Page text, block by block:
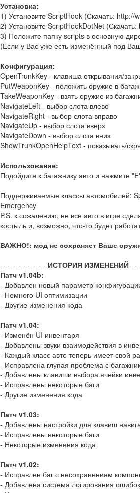
Установка:
1) Установите ScriptHook (Скачать: http://
2) Установите ScriptHookDotNet
3) Положите папку scripts в основную
(Если у Вас уже есть изменённый под
Конфигурация:
OpenTrunkKey - клавиша открывания/
PutWeaponKey - положить оружие в
TakeWeaponKey - взять оружие из
NavigateLeft - выбор слота влево
NavigateRight - выбор слота вправо
NavigateUp - выбор слота вверх
NavigateDown - выбор слота вниз
ShowTrunkOpenHelpText - показывать/
Использование:
Подойдите к багажнику авто и нажмите
Поддерживаемые классы автомобилей:
Emergency
P.S. к сожалению, не все авто в игре
костыль и, возможно, что-то будет
ВАЖНО!: мод не сохраняет Ваше
-------------------ИСТОРИЯ ИЗМЕНЕНИЙ
Патч v1.04b:
- Добавлен новый параметр
- Немного UI оптимизации
- Другие изменения кода
Патч v1.04:
- Изменён UI инвентаря
- Добавлены звуки взаимодействия в
- Каждый класс авто теперь имеет свой
- Исправлена глупая проблема с
- Добавлены клавиши выбора ячейки
- Исправлены некоторые баги
- Другие изменения кода
Патч v1.03:
- Добавлены настройки для клавиш
- Исправлены некоторые баги
- Некоторые изменения кода
Патч v1.02:
- Исправлен баг с несохранением
- Добавлена система логирования